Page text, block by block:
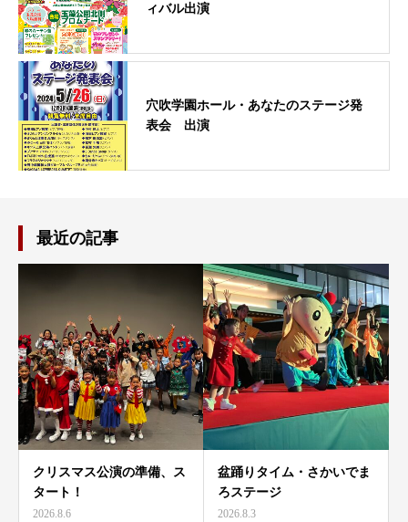
ィバル出演
穴吹学園ホール・あなたのステージ発
表会 出演
最近の記事
クリスマス公演の準備、ス
タート！
2026.8.6
盆踊りタイム・さかいでま
ろステージ
2026.8.3